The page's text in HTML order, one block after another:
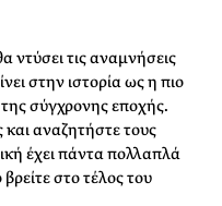
ντύσει τις αναμνήσεις
στην ιστορία ως η πιο
σύγχρονης εποχής.
και αναζητήστε τους
έχει πάντα πολλαπλά
στο τέλος του